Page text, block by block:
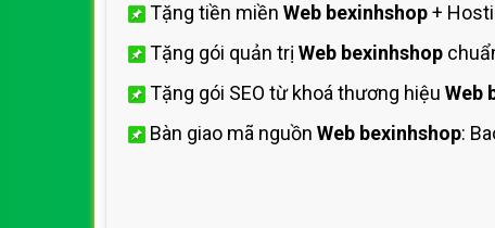
Tặng tiền miền Web bexinhshop+
Tặng gói quản trị Web bexinhshop
Tặng gói SEO từ khoá thương hiệu Web
Bàn giao mã nguồn Web bexinhshop: